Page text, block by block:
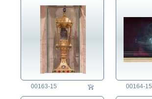
00163-15 00164-15